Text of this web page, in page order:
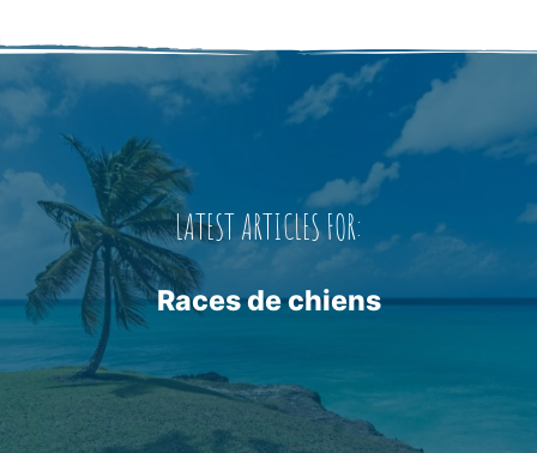
LATEST ARTICLES FOR:
Races de chiens